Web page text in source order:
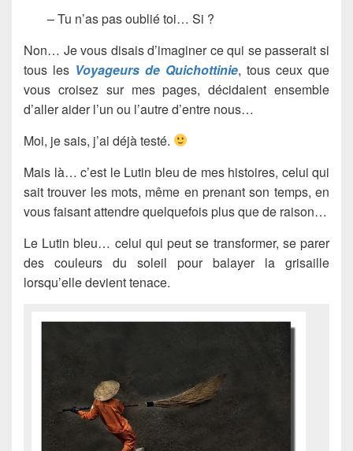
– Tu n’as pas oublié toi… Si ?
Non… Je vous disais d’imaginer ce qui se passerait si
tous les Voyageurs de Quichottinie, tous ceux que
vous croisez sur mes pages, décidaient ensemble
d’aller aider l’un ou l’autre d’entre nous…
Moi, je sais, j’ai déjà testé.
Mais là… c’est le Lutin bleu de mes histoires, celui qui
sait trouver les mots, même en prenant son temps, en
vous faisant attendre quelquefois plus que de raison…
Le Lutin bleu… celui qui peut se transformer, se parer
des couleurs du soleil pour balayer la grisaille
lorsqu’elle devient tenace.